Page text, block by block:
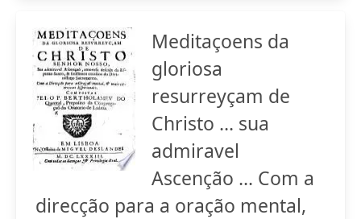
Meditaçoens da
gloriosa
resurreyçam de
Christo ... sua
admiravel
Ascenção ... Com a
direcção para a oração mental,